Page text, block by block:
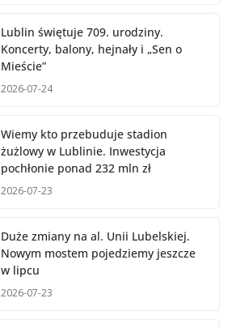
Lublin świętuje 709. urodziny.
Koncerty, balony, hejnały i „Sen o
Mieście”
2026-07-24
Wiemy kto przebuduje stadion
żużlowy w Lublinie. Inwestycja
pochłonie ponad 232 mln zł
2026-07-23
Duże zmiany na al. Unii Lubelskiej.
Nowym mostem pojedziemy jeszcze
w lipcu
2026-07-23